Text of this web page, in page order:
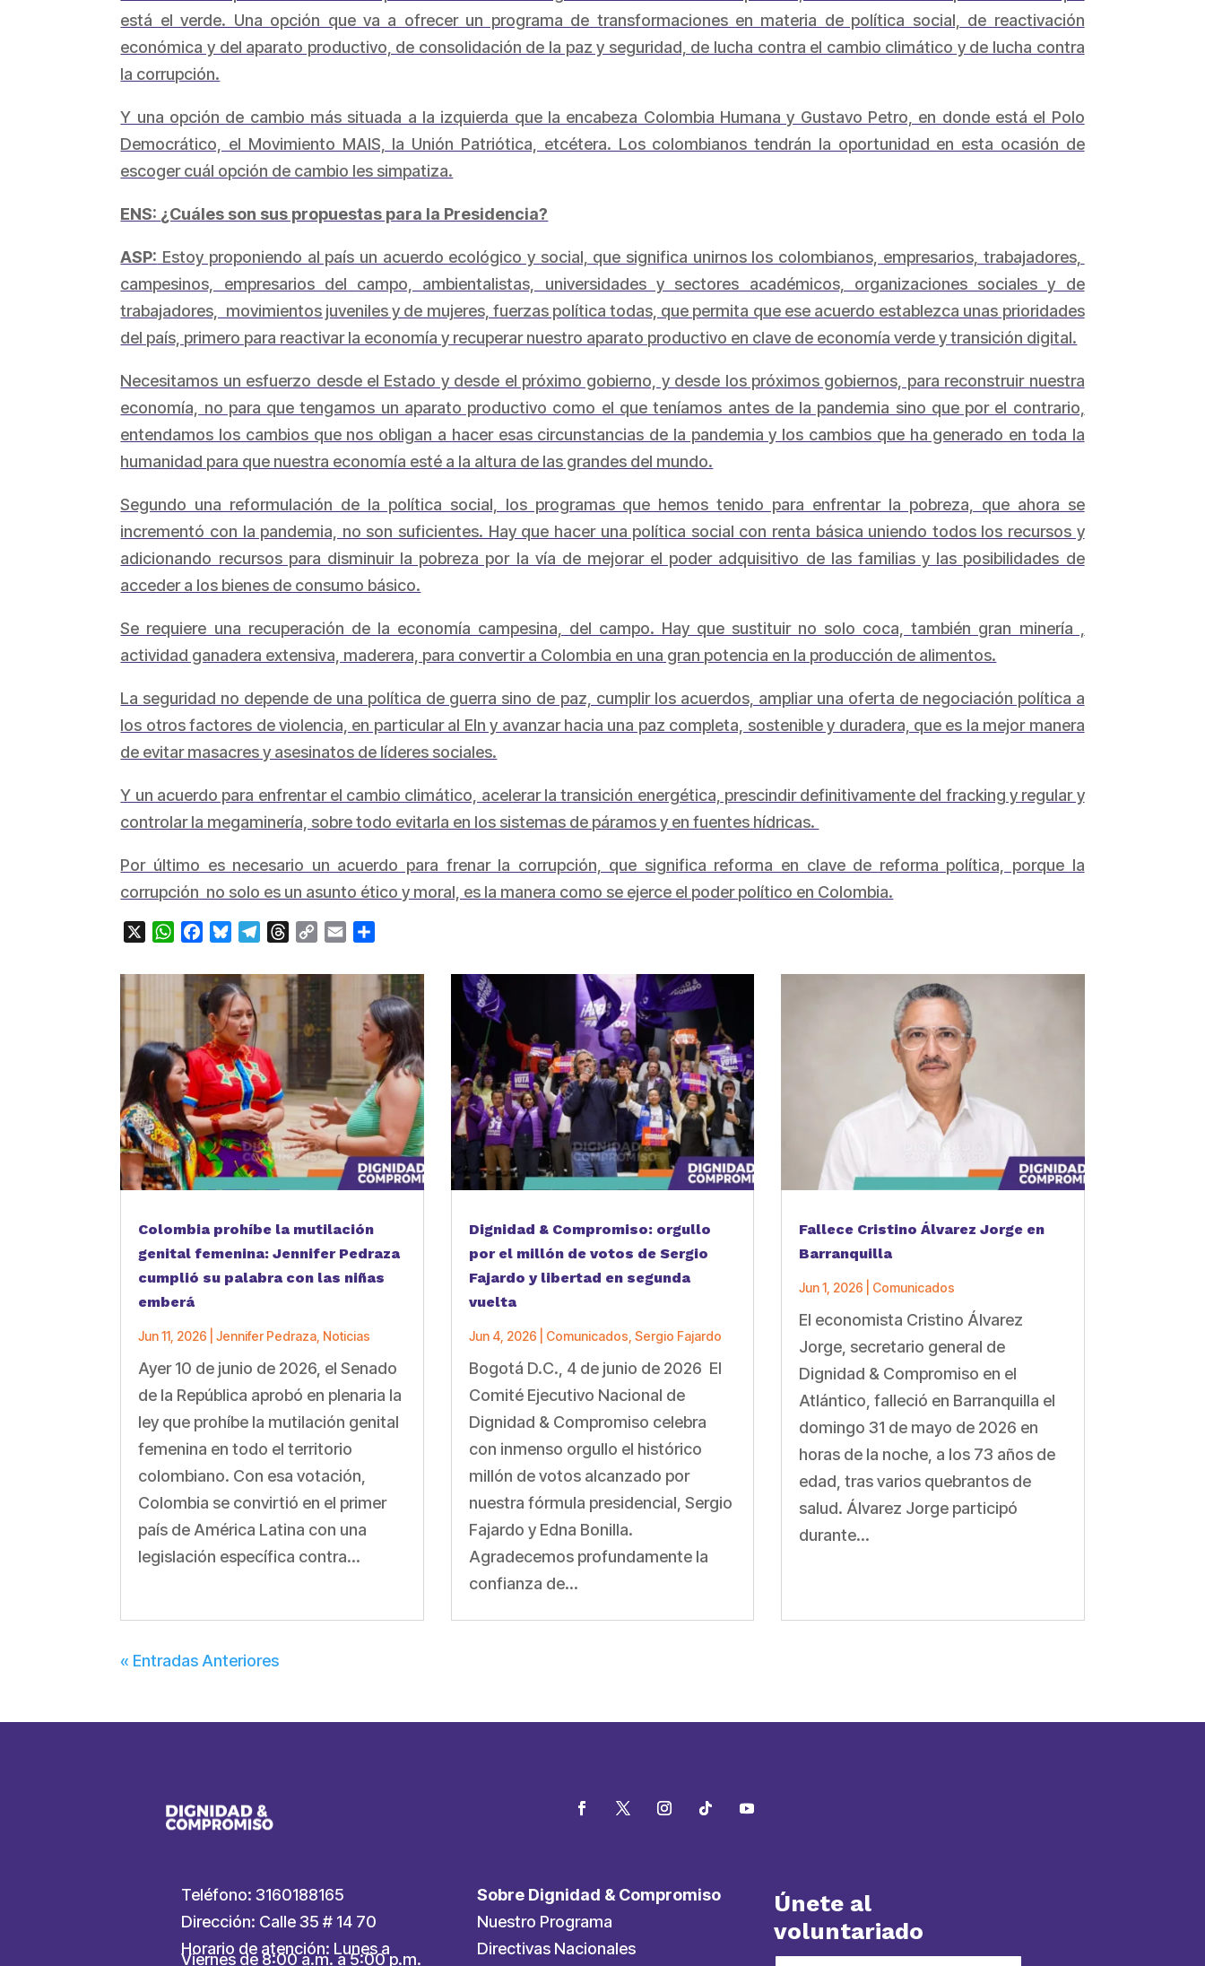
está el verde. Una opción que va a ofrecer un programa de transformaciones en materia de política social, de reactivación
económica y del aparato productivo, de consolidación de la paz y seguridad, de lucha contra el cambio climático y de lucha contra
la corrupción.
Y una opción de cambio más situada a la izquierda que la encabeza Colombia Humana y Gustavo Petro, en donde está el Polo
Democrático, el Movimiento MAIS, la Unión Patriótica, etcétera. Los colombianos tendrán la oportunidad en esta ocasión de
escoger cuál opción de cambio les simpatiza.
ENS: ¿Cuáles son sus propuestas para la Presidencia?
ASP: Estoy proponiendo al país un acuerdo ecológico y social, que significa unirnos los colombianos, empresarios, trabajadores,
campesinos, empresarios del campo, ambientalistas, universidades y sectores académicos, organizaciones sociales y de
trabajadores, movimientos juveniles y de mujeres, fuerzas política todas, que permita que ese acuerdo establezca unas prioridades
del país, primero para reactivar la economía y recuperar nuestro aparato productivo en clave de economía verde y transición digital.
Necesitamos un esfuerzo desde el Estado y desde el próximo gobierno, y desde los próximos gobiernos, para reconstruir nuestra
economía, no para que tengamos un aparato productivo como el que teníamos antes de la pandemia sino que por el contrario,
entendamos los cambios que nos obligan a hacer esas circunstancias de la pandemia y los cambios que ha generado en toda la
humanidad para que nuestra economía esté a la altura de las grandes del mundo.
Segundo una reformulación de la política social, los programas que hemos tenido para enfrentar la pobreza, que ahora se
incrementó con la pandemia, no son suficientes. Hay que hacer una política social con renta básica uniendo todos los recursos y
adicionando recursos para disminuir la pobreza por la vía de mejorar el poder adquisitivo de las familias y las posibilidades de
acceder a los bienes de consumo básico.
Se requiere una recuperación de la economía campesina, del campo. Hay que sustituir no solo coca, también gran minería ,
actividad ganadera extensiva, maderera, para convertir a Colombia en una gran potencia en la producción de alimentos.
La seguridad no depende de una política de guerra sino de paz, cumplir los acuerdos, ampliar una oferta de negociación política a
los otros factores de violencia, en particular al Eln y avanzar hacia una paz completa, sostenible y duradera, que es la mejor manera
de evitar masacres y asesinatos de líderes sociales.
Y un acuerdo para enfrentar el cambio climático, acelerar la transición energética, prescindir definitivamente del fracking y regular y
controlar la megaminería, sobre todo evitarla en los sistemas de páramos y en fuentes hídricas.
Por último es necesario un acuerdo para frenar la corrupción, que significa reforma en clave de reforma política, porque la
corrupción no solo es un asunto ético y moral, es la manera como se ejerce el poder político en Colombia.
WhatsApp
FacebookBlueskyTelegramThreads
Copy Email
Colombia prohíbe la mutilación
genital femenina: Jennifer Pedraza
cumplió su palabra con las niñas
emberá
Jun 11, 2026 |Jennifer Pedraza Noticias
Ayer 10 de junio de 2026, el Senado
de la República aprobó en plenaria la
ley que prohíbe la mutilación genital
femenina en todo el territorio
colombiano. Con esa votación,
Colombia se convirtió en el primer
país de América Latina con una
legislación específica contra...
Dignidad & Compromiso: orgullo
por el millón de votos de Sergio
Fajardo y libertad en segunda
vuelta
Jun 4, 2026 Comunicados Sergio Fajardo
Bogotá D.C., 4 de junio de 2026 El
Comité Ejecutivo Nacional de
Dignidad & Compromiso celebra
con inmenso orgullo el histórico
millón de votos alcanzado por
nuestra fórmula presidencial, Sergio
Fajardo y Edna Bonilla.
Agradecemos profundamente la
confianza de...
Fallece Cristino Álvarez Jorge en
Barranquilla
Jun 1, 2026 Comunicados
El economista Cristino Álvarez
Jorge, secretario general de
Dignidad & Compromiso en el
Atlántico, falleció en Barranquilla el
domingo 31 de mayo de 2026 en
horas de la noche, a los 73 años de
edad, tras varios quebrantos de
salud. Álvarez Jorge participó
durante...
« Entradas Anteriores
Teléfono: 3160188165
Dirección: Calle 35 # 14 70
Horario de atención: Lunes a
Viernes de 8:00 a.m. a 5:00 p.m.
Sobre Dignidad & Compromiso
Nuestro Programa
Directivas Nacionales
Únete al
voluntariado